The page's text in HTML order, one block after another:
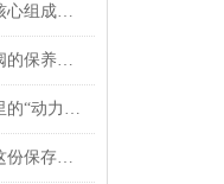
别只看外观！防爆换向阀的核心组成部分，才是安全关键
别等故障才后悔！防爆换向阀的保养诀窍，早知道少踩坑
立磨机液压泵阀：藏在设备里的“动力心脏”，核心功能全拆解
立磨机液压泵阀养护指南：这份保存秘诀，让核心部件“历久弥新”！